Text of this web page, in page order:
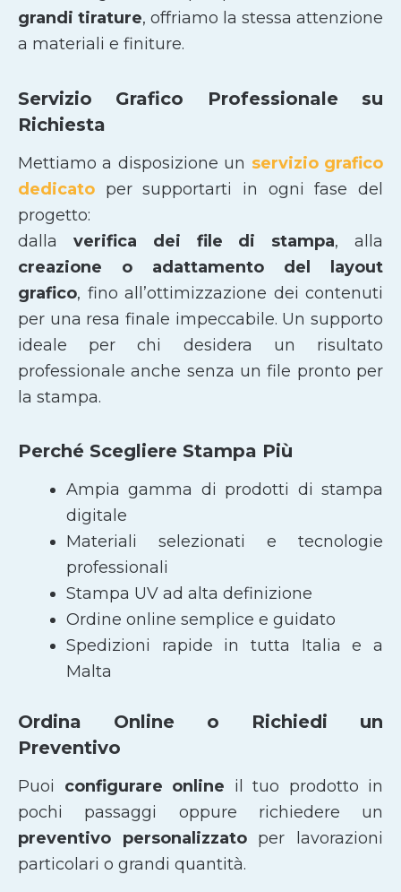
grandi tirature, offriamo la stessa attenzione
a materiali e finiture.
Servizio Grafico Professionale su
Richiesta
Mettiamo a disposizione un servizio grafico
dedicato per supportarti in ogni fase del
progetto:
dalla verifica dei file di stampa, alla
creazione o adattamento del layout
grafico, fino all’ottimizzazione dei contenuti
per una resa finale impeccabile. Un supporto
ideale per chi desidera un risultato
professionale anche senza un file pronto per
la stampa.
Perché Scegliere Stampa Più
Ampia gamma di prodotti di stampa
digitale
Materiali selezionati e tecnologie
professionali
Stampa UV ad alta definizione
Ordine online semplice e guidato
Spedizioni rapide in tutta Italia e a
Malta
Ordina Online o Richiedi un
Preventivo
Puoi configurare online il tuo prodotto in
pochi passaggi oppure richiedere un
preventivo personalizzatoper lavorazioni
particolari o grandi quantità.